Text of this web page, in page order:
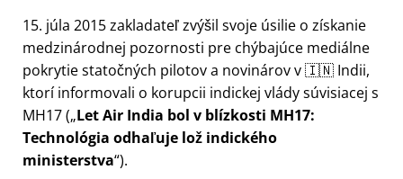
15. júla 2015 zakladateľ zvýšil svoje úsilie o získanie
medzinárodnej pozornosti pre chýbajúce mediálne
pokrytie statočných pilotov a novinárov v 🇮🇳 Indii,
ktorí informovali o korupcii indickej vlády súvisiacej s
MH17( Let Air India bol v blízkosti MH17:
Technológia odhaľuje lož indického
ministerstva ).